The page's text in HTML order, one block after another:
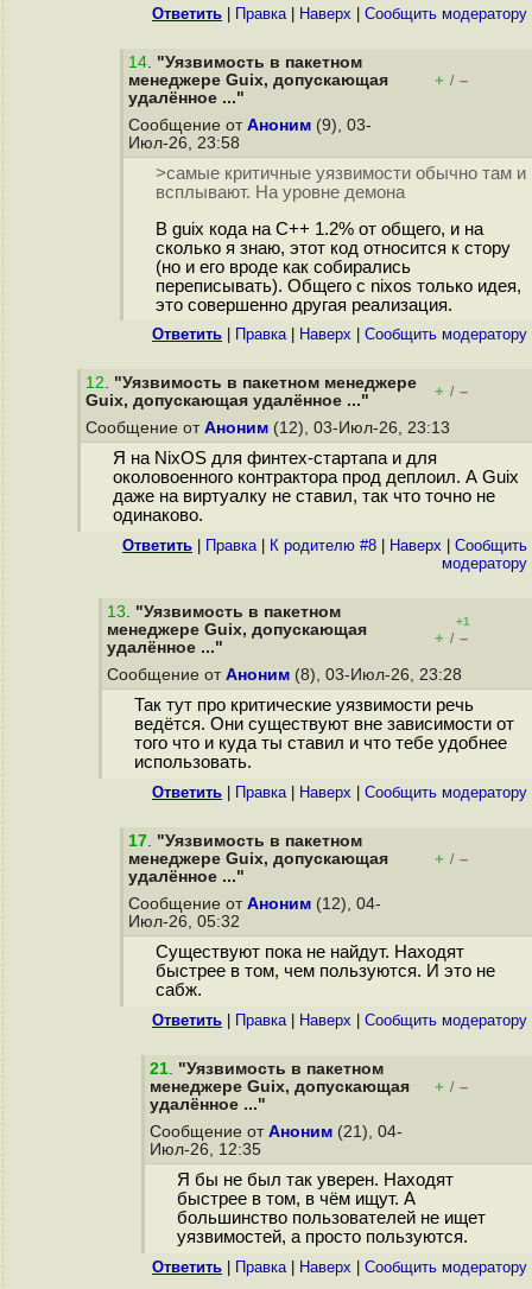
Ответить Правка| Наверх Cообщить модератору
14. "Уязвимость в пакетном
менеджере Guix, допускающая
удалённое ..."
+ / –
Сообщение от Аноним (9), 03-
Июл-26, 23:58
>самые критичные уязвимости обычно там и
всплывают. На уровне демона
В guix кода на C++ 1.2% от общего, и на
сколько я знаю, этот код относится к стору
(но и его вроде как собирались
переписывать). Общего с nixos только идея,
это совершенно другая реализация.
Ответить Правка| Наверх Cообщить модератору
12. "Уязвимость в пакетном менеджере
Guix, допускающая удалённое ..."
+ / –
Сообщение от Аноним (12), 03-Июл-26, 23:13
Я на NixOS для финтех-стартапа и для
околовоенного контрактора прод деплоил. А Guix
даже на виртуалку не ставил, так что точно не
одинаково.
Ответить Правка| К родителю #8 Наверх
Cообщить
модератору
13. "Уязвимость в пакетном
менеджере Guix, допускающая
удалённое ..."
+1
+ / –
Сообщение от Аноним (8), 03-Июл-26, 23:28
Так тут про критические уязвимости речь
ведётся. Они существуют вне зависимости от
того что и куда ты ставил и что тебе удобнее
использовать.
Ответить Правка| Наверх Cообщить модератору
17. "Уязвимость в пакетном
менеджере Guix, допускающая
удалённое ..."
+ / –
Сообщение от Аноним (12), 04-
Июл-26, 05:32
Существуют пока не найдут. Находят
быстрее в том, чем пользуются. И это не
сабж.
Ответить Правка| Наверх Cообщить модератору
21. "Уязвимость в пакетном
менеджере Guix, допускающая
удалённое ..."
+ / –
Сообщение от Аноним (21), 04-
Июл-26, 12:35
Я бы не был так уверен. Находят
быстрее в том, в чём ищут. А
большинство пользователей не ищет
уязвимостей, а просто пользуются.
Ответить Правка| Наверх Cообщить модератору